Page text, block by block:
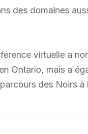
des domaines
virtuelle a
Ontario, mais a
des Noirs à